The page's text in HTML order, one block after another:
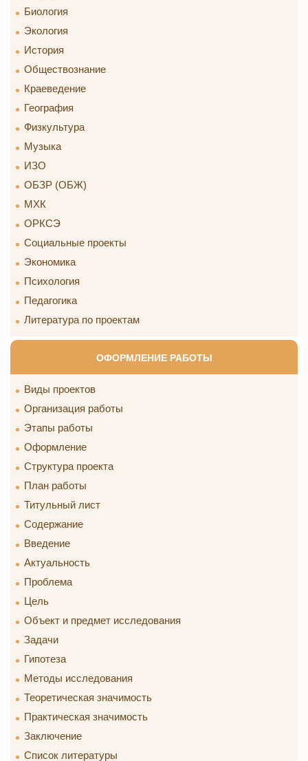
Биология
Экология
История
Обществознание
Краеведение
География
Физкультура
Музыка
ИЗО
ОБЗР (ОБЖ)
МХК
ОРКСЭ
Социальные проекты
Экономика
Психология
Педагогика
Литература по проектам
ОФОРМЛЕНИЕ РАБОТЫ
Виды проектов
Организация работы
Этапы работы
Оформление
Структура проекта
План работы
Титульный лист
Содержание
Введение
Актуальность
Проблема
Цель
Объект и предмет исследования
Задачи
Гипотеза
Методы исследования
Теоретическая значимость
Практическая значимость
Заключение
Список литературы